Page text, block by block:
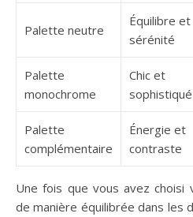
Palette neutre
Équilibre et
sérénité
Palette
monochrome
Chic et
sophistiqué
Palette
complémentaire
Énergie et
contraste
Une fois que vous avez choisi
de manière équilibrée dans les